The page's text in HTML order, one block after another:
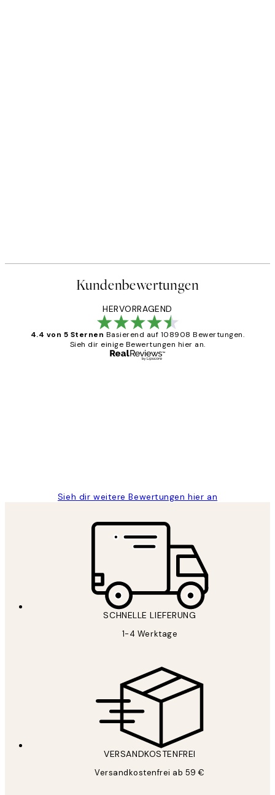
Kundenbewertungen
HERVORRAGEND
4.4 von 5 Sternen Basierend auf 108908 Bewertungen.
Sieh dir einige Bewertungen hier an.
Sieh dir weitere Bewertungen hier an
SCHNELLE LIEFERUNG
1-4 Werktage
VERSANDKOSTENFREI
Versandkostenfrei ab 59 €